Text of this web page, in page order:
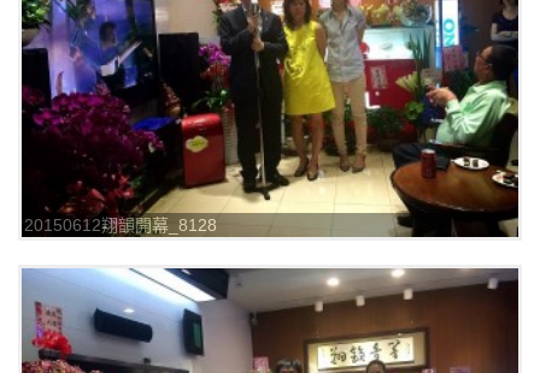
20150612翔韻開幕_8128